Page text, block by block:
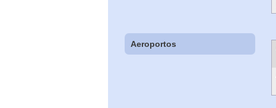
Aeroportos